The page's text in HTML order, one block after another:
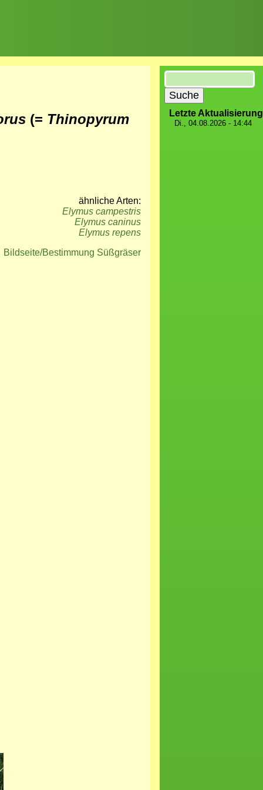
(= Thinopyrum
ähnliche Arten:
Elymus campestris
Elymus caninus
Elymus repens
Bildseite/Bestimmung Süßgräser
Suche
Letzte Aktualisierung
Di., 04.08.2026 - 14:44